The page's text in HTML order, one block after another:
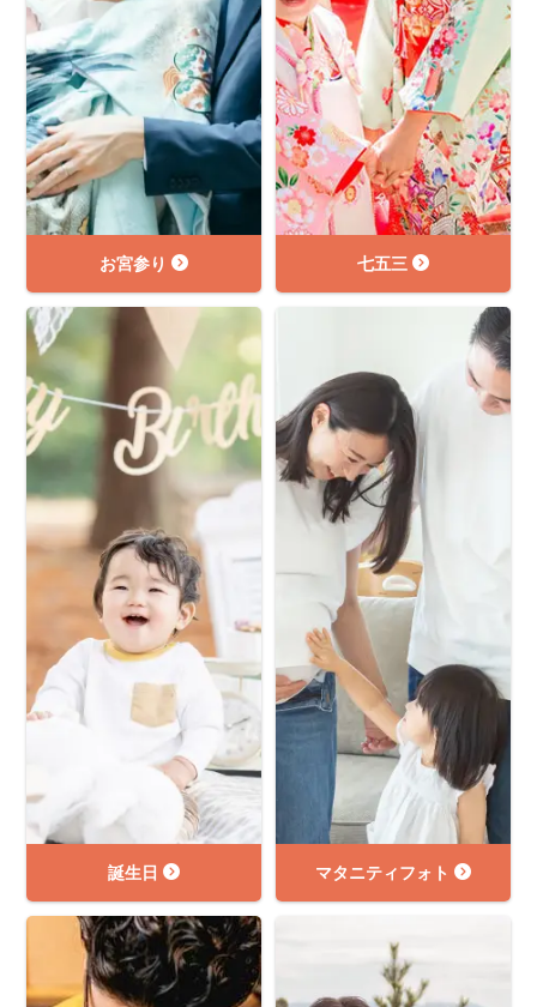
お宮参り 七五三
誕生日 マタニティフォト